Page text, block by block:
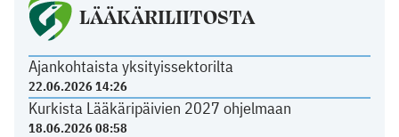
LÄÄKÄRILIITOSTA
Ajankohtaista yksityissektorilta
22.06.2026 14:26
Kurkista Lääkäripäivien 2027 ohjelmaan
18.06.2026 08:58